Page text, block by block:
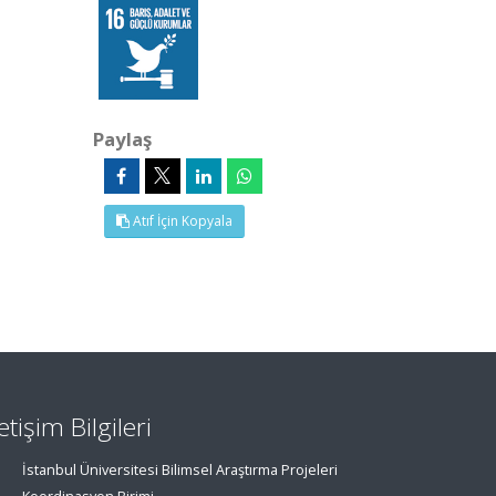
Paylaş
Atıf İçin Kopyala
Bilgileri
İstanbul Üniversitesi Bilimsel Araştırma Projeleri